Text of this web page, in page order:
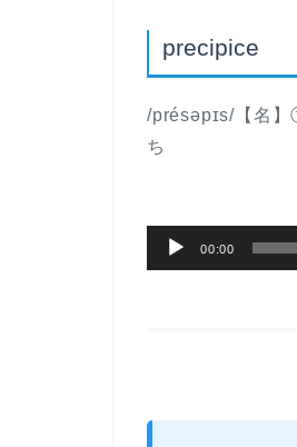
precipice
/présəpɪs/【名
ち
声
ー
00:00